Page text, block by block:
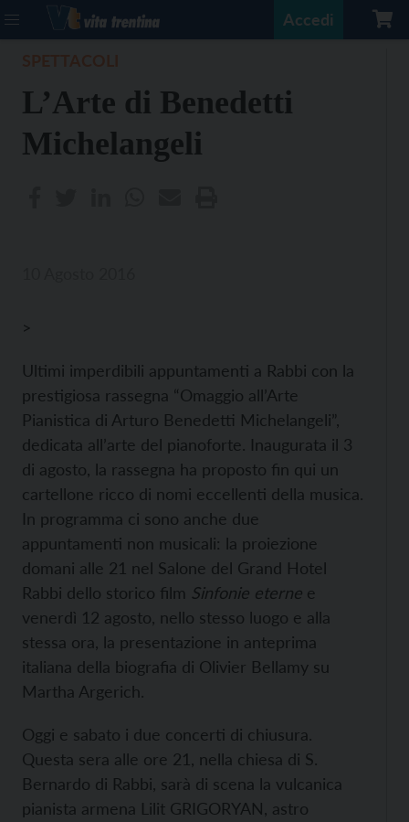
Accedi
L’Arte di Benedetti
Michelangeli
>
Ultimi imperdibili appuntamenti a Rabbi con la
prestigiosa rassegna “Omaggio all’Arte
Pianistica di Arturo Benedetti Michelangeli”,
dedicata all’arte del pianoforte. Inaugurata il 3
di agosto, la rassegna ha proposto fin qui un
cartellone ricco di nomi eccellenti della musica.
In programma ci sono anche due
appuntamenti non musicali: la proiezione
domani alle 21 nel Salone del Grand Hotel
Rabbi dello storico film Sinfonie eterne e
venerdì 12 agosto, nello stesso luogo e alla
stessa ora, la presentazione in anteprima
italiana della biografia di Olivier Bellamy su
Martha Argerich.
Oggi e sabato i due concerti di chiusura.
Questa sera alle ore 21, nella chiesa di S.
Bernardo di Rabbi, sarà di scena la vulcanica
pianista armena Lilit GRIGORYAN, astro